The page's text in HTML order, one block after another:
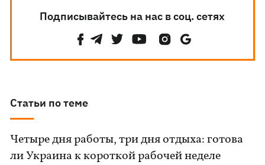
Подписывайтесь на нас в соц. сетях
Статьи по теме
Четыре дня работы, три дня отдыха: готова
ли Украина к короткой рабочей неделе